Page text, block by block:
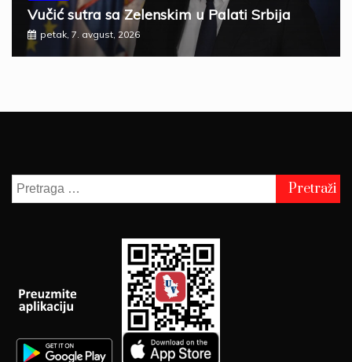
Vučić sutra sa Zelenskim u Palati Srbija
petak, 7. avgust, 2026
Pretraga
za: